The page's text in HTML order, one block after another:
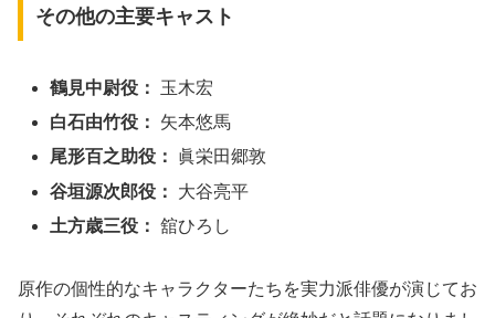
その他の主要キャスト
鶴見中尉役：
玉木宏
白石由竹役：
矢本悠馬
尾形百之助役：
眞栄田郷敦
谷垣源次郎役：
大谷亮平
土方歳三役： 舘ひろし
原作の個性的なキャラクターたちを実力派俳優が演じてお